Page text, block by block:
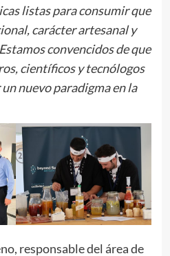
listas para consumir que
carácter artesanal y
convencidos de que
científicos y tecnólogos
nuevo paradigma en la
responsable del área de